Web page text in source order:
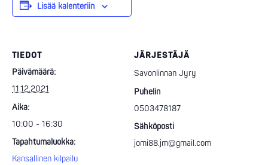
Lisää kalenteriin
TIEDOT
Päivämäärä:
11.12.2021
Aika:
10:00 - 16:30
Tapahtumaluokka:
Kansallinen kilpailu
JÄRJESTÄJÄ
Savonlinnan Jyry
Puhelin
0503478187
Sähköposti
jomi88.jm@gmail.com